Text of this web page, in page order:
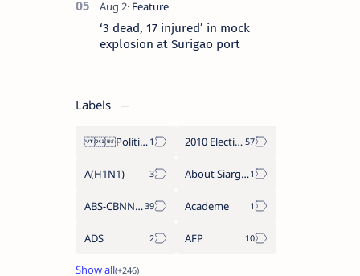
‘3 dead, 17 injured’ in mock
explosion at Surigao port
Labels
Politics Province of Dinagat Islands  Surigao City Surigao del Norte Karaga News Central Feature  Supreme Court 2010 Election
A(H1N1) About Siargao
ABS-CBNNEWS.COM Academe
ADS AFP